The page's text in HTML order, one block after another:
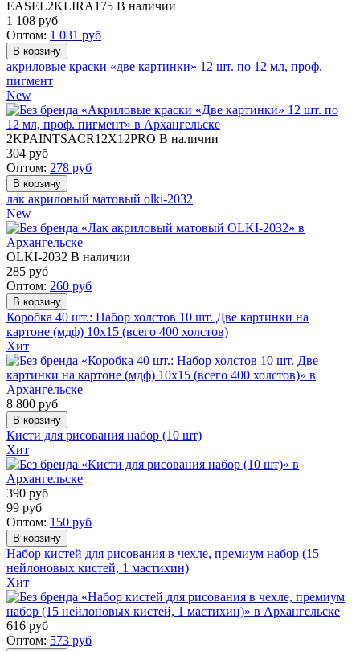
EASEL2KLIRA175 В наличии
1 108 руб
Оптом: 1 031 руб
акриловые краски «две картинки» 12 шт. по 12 мл, проф.
пигмент
New
2KPAINTSACR12X12PRO В наличии
304 руб
Оптом: 278 руб
лак акриловый матовый olki-2032
New
OLKI-2032 В наличии
285 руб
Оптом: 260 руб
Коробка 40 шт.: Набор холстов 10 шт. Две картинки на
картоне (мдф) 10x15 (всего 400 холстов)
Хит
8 800 руб
Кисти для рисования набор (10 шт)
Хит
390 руб
99 руб
Оптом: 150 руб
Набор кистей для рисования в чехле, премиум набор (15
нейлоновых кистей, 1 мастихин)
Хит
616 руб
Оптом: 573 руб